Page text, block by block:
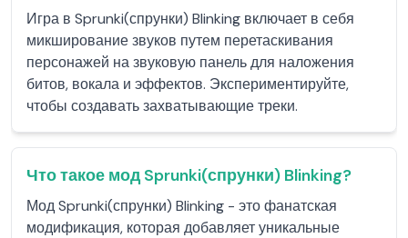
Игра в Sprunki(спрунки) Blinking включает в себя
микширование звуков путем перетаскивания
персонажей на звуковую панель для наложения
битов, вокала и эффектов. Экспериментируйте,
чтобы создавать захватывающие треки.
Что такое мод Sprunki(спрунки) Blinking?
Мод Sprunki(спрунки) Blinking - это фанатская
модификация, которая добавляет уникальные